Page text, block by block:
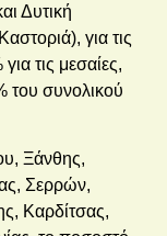
Δυτική
για τις
τις μεσαίες,
του συνολικού
Ξάνθης,
Σερρών,
Καρδίτσας,